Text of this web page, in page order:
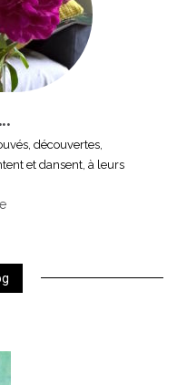
découvertes,
et dansent, à leurs